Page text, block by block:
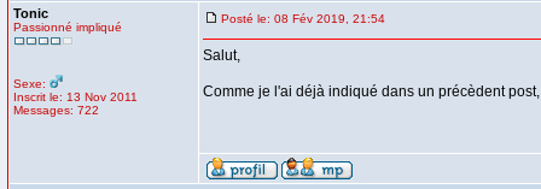
Tonic
Passionné impliqué
Sexe:
Inscrit le: 13 Nov 2011
Messages: 722
Posté le: 08 Fév 2019, 21:54
Salut,
Comme je l'ai déjà indiqué dans un précèdent